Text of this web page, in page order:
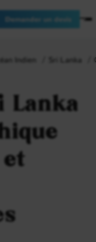
Demander un devis
Indien Sri Lanka
Lanka